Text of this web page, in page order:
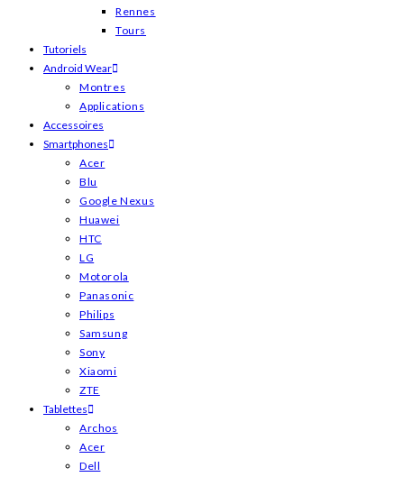
Rennes
Tours
Tutoriels
Android Wear
Montres
Applications
Accessoires
Smartphones
Acer
Blu
Google Nexus
Huawei
HTC
LG
Motorola
Panasonic
Philips
Samsung
Sony
Xiaomi
ZTE
Tablettes
Archos
Acer
Dell